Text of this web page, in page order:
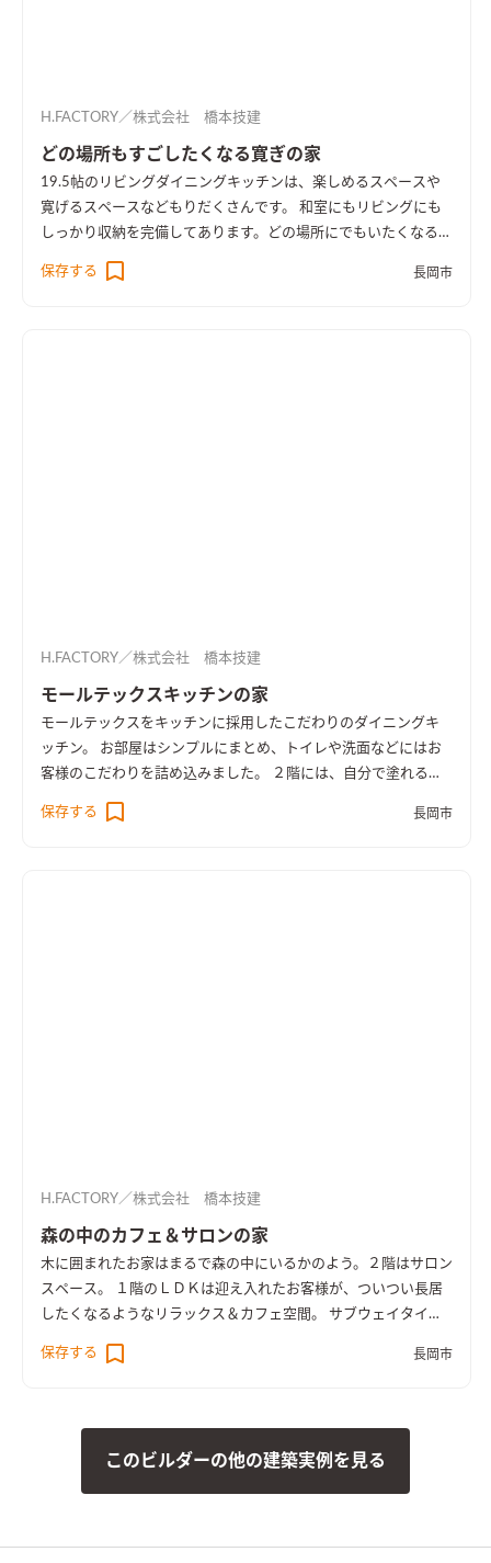
H.FACTORY／株式会社 橋本技建
どの場所もすごしたくなる寛ぎの家
19.5帖のリビングダイニングキッチンは、楽しめるスペースや
寛げるスペースなどもりだくさんです。 和室にもリビングにも
しっかり収納を完備してあります。どの場所にでもいたくなるよ
うな、家族が集まるリビングダイニングになりました。
保存する
長岡市
H.FACTORY／株式会社 橋本技建
モールテックスキッチンの家
モールテックスをキッチンに採用したこだわりのダイニングキ
ッチン。 お部屋はシンプルにまとめ、トイレや洗面などにはお
客様のこだわりを詰め込みました。 ２階には、自分で塗れるド
ア、パナソニックのクラフトレーベルでお客様に塗っていただ
き、お子さんも喜ぶステキなドアが出来上がりました。
保存する 長岡市
H.FACTORY／株式会社 橋本技建
森の中のカフェ＆サロンの家
木に囲まれたお家はまるで森の中にいるかのよう。２階はサロン
スペース。 １階のＬＤＫは迎え入れたお客様が、ついつい長居
したくなるようなリラックス＆カフェ空間。 サブウェイタイル
棚』にも。
保存する 長岡市
このビルダーの他の建築実例を見る